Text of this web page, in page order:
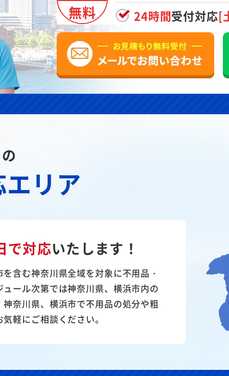
無料 24時間受付対応[
リア
で対応いたします！
含む神奈川県全域を対象に不用品・
ール次第では神奈川県、横浜市内の
奈川県、横浜市で不用品の処分や粗
軽にご相談ください。